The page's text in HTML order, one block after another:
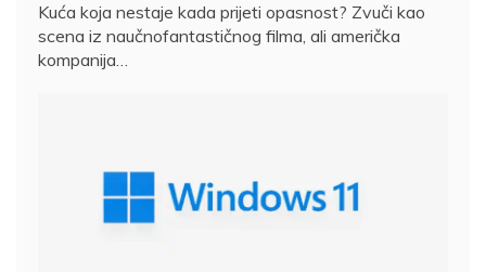
Kuća koja nestaje kada prijeti opasnost? Zvuči kao
scena iz naučnofantastičnog filma, ali američka
kompanija…